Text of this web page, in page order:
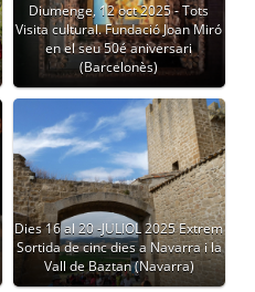
Diumenge, 12 oct 2025 - Tots
Visita cultural. Fundació Joan Miró
en el seu 50é aniversari
(Barcelonès)
Dies 16 al 20 -JULIOL 2025 Extrem
Sortida de cinc dies a Navarra i la
Vall de Baztan (Navarra)